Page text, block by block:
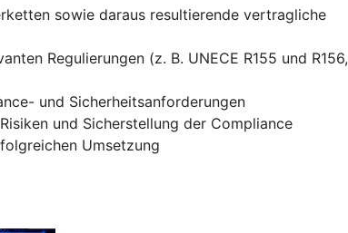
sowie daraus resultierende vertragliche
Regulierungen (z. B. UNECE R155 und R156,
und Sicherheitsanforderungen
und Sicherstellung der Compliance
Umsetzung